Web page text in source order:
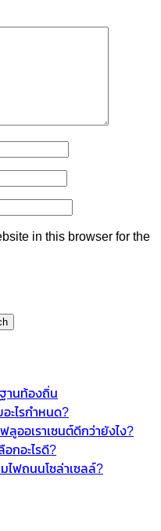
in this browser for the
านท้องถิ่น
ะไรกำหนด?
ออเราเซนต์ดีกว่ายังไง?
กอะไรดี?
ไฟถนนโซล่าเซลล์?